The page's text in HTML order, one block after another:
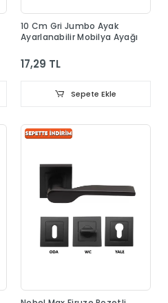
10 Cm Gri Jumbo Ayak
Ayarlanabilir Mobilya Ayağı
17,29 TL
Sepete Ekle